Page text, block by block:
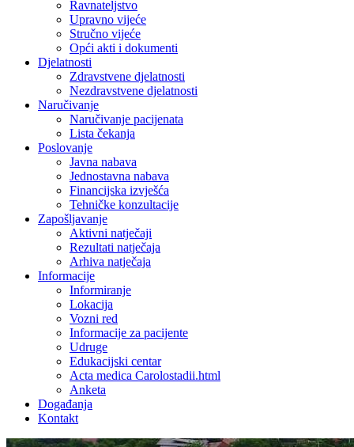
Ravnateljstvo
Upravno vijeće
Stručno vijeće
Opći akti i dokumenti
Djelatnosti
Zdravstvene djelatnosti
Nezdravstvene djelatnosti
Naručivanje
Naručivanje pacijenata
Lista čekanja
Poslovanje
Javna nabava
Jednostavna nabava
Financijska izvješća
Tehničke konzultacije
Zapošljavanje
Aktivni natječaji
Rezultati natječaja
Arhiva natječaja
Informacije
Informiranje
Lokacija
Vozni red
Informacije za pacijente
Udruge
Edukacijski centar
Acta medica Carolostadii.html
Anketa
Događanja
Kontakt